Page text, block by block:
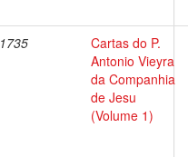
1735
Cartas do P.
Antonio Vieyra
da Companhia
de Jesu
(Volume 1)